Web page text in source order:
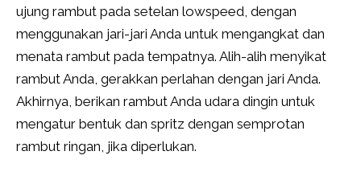
ujung rambut pada setelan lowspeed, dengan
menggunakan jari-jari Anda untuk mengangkat dan
menata rambut pada tempatnya. Alih-alih menyikat
rambut Anda, gerakkan perlahan dengan jari Anda.
Akhirnya, berikan rambut Anda udara dingin untuk
mengatur bentuk dan spritz dengan semprotan
rambut ringan, jika diperlukan.